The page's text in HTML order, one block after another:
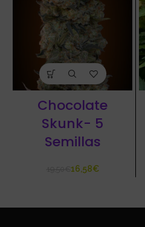
Chocolate
Skunk- 5
Semillas
16,58€